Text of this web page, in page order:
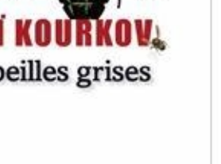
LIRE LA SUITE